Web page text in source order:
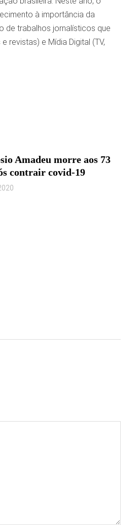
à importância da
de trabalhos jornalísticos que
revistas) e Mídia Digital (TV,
Amadeu morre aos 73
contrair covid-19